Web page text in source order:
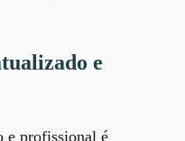
e
e profissional é